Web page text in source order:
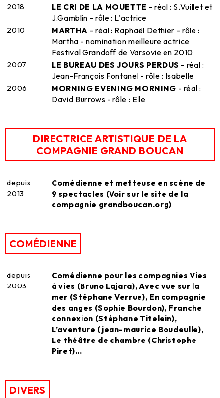
2018 LE CRI DE LA MOUETTE - réal : S.Vuillet et
J.Gamblin - rôle : L'actrice
2010 MARTHA - réal : Raphaël Dethier - rôle :
Martha - nomination meilleure actrice
Festival Grandoff de Varsovie en 2010
2007 LE BUREAU DES JOURS PERDUS - réal :
Jean-François Fontanel - rôle : Isabelle
2006 MORNING EVENING MORNING - réal :
David Burrows - rôle : Elle
DIRECTRICE ARTISTIQUE DE LA
COMPAGNIE GRAND BOUCAN
depuis
2013
Comédienne et metteuse en scène de
9 spectacles (Voir sur le site de la
compagnie grandboucan.org)
COMÉDIENNE
depuis
2003
Comédienne pour les compagnies Vies
à vies (Bruno Lajara), Avec vue sur la
mer (Stéphane Verrue), En compagnie
des anges (Sophie Bourdon), Franche
connexion (Stéphane Titelein),
L’aventure (jean-maurice Boudeulle),
Le théâtre de chambre (Christophe
Piret)…
DIVERS